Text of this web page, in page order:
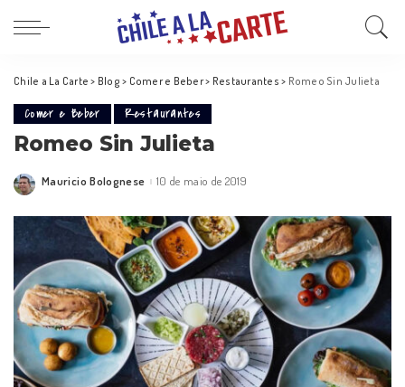
Chile a La Carte > Blog > Comer e Beber> Restaurantes > Romeo Sin Julieta
Comer e Beber Restaurantes
Romeo Sin Julieta
Posted
Mauricio Bolognese 10 de maio de 2019